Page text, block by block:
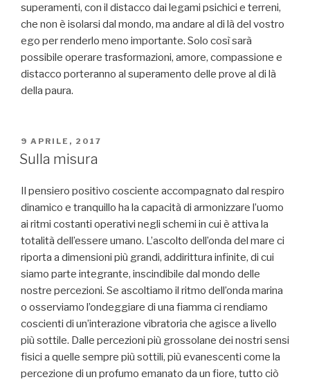
superamenti, con il distacco dai legami psichici e terreni,
che non è isolarsi dal mondo, ma andare al di là del vostro
ego per renderlo meno importante. Solo così sarà
possibile operare trasformazioni, amore, compassione e
distacco porteranno al superamento delle prove al di là
della paura.
PUBBLICATO
IL
9 APRILE, 2017
Sulla misura
Il pensiero positivo cosciente accompagnato dal respiro
dinamico e tranquillo ha la capacità di armonizzare l’uomo
ai ritmi costanti operativi negli schemi in cui è attiva la
totalità dell’essere umano. L’ascolto dell’onda del mare ci
riporta a dimensioni più grandi, addirittura infinite, di cui
siamo parte integrante, inscindibile dal mondo delle
nostre percezioni. Se ascoltiamo il ritmo dell’onda marina
o osserviamo l’ondeggiare di una fiamma ci rendiamo
coscienti di un’interazione vibratoria che agisce a livello
più sottile. Dalle percezioni più grossolane dei nostri sensi
fisici a quelle sempre più sottili, più evanescenti come la
percezione di un profumo emanato da un fiore, tutto ciò